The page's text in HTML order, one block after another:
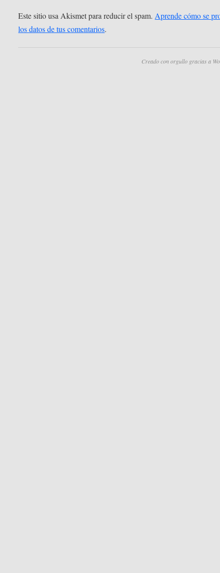
Este sitio usa Akismet para reducir el spam. Aprende cómo se
los datos de tus comentarios.
Creado con orgullo gracias a